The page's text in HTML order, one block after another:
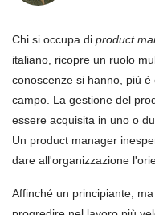
Chi si occupa di product
italiano, ricopre un ruolo
conoscenze si hanno, più
campo. La gestione del
essere acquisita in uno o
Un product manager
dare all'organizzazione
Affinché un principiante,